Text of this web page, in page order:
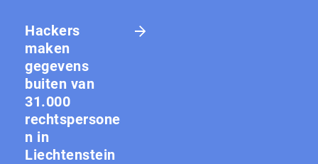
Hackers
maken
gegevens
buiten van
31.000
rechtspersone
n in
Liechtenstein